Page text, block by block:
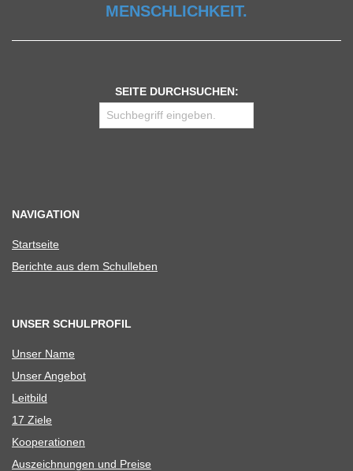
MENSCHLICHKEIT.
SEITE DURCHSUCHEN:
NAVIGATION
Start­seite
Berichte aus dem Schulleben
UNSER SCHULPROFIL
Unser Name
Unser Ange­bot
Leit­bild
17 Ziele
Koope­ra­tio­nen
Aus­zeich­nun­gen und Preise